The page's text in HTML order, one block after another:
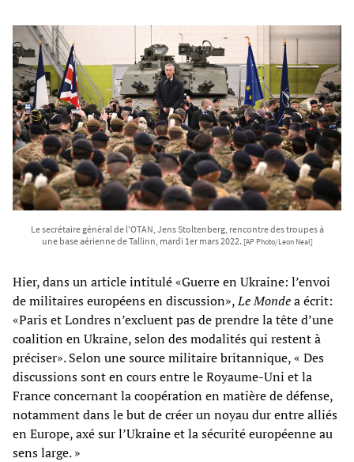
Le secrétaire général de l'OTAN, Jens Stoltenberg, rencontre des troupes à
une base aérienne de Tallinn, mardi 1er mars 2022. [AP Photo/Leon Neal]
Hier, dans un article intitulé «Guerre en Ukraine: l’envoi
de militaires européens en discussion»,Le Mondea écrit:
«Paris et Londres n’excluent pas de prendre la tête d’une
coalition en Ukraine, selon des modalités qui restent à
préciser». Selon une source militaire britannique, « Des
discussions sont en cours entre le Royaume-Uni et la
France concernant la coopération en matière de défense,
notamment dans le but de créer un noyau dur entre alliés
en Europe, axé sur l’Ukraine et la sécurité européenne au
sens large. »